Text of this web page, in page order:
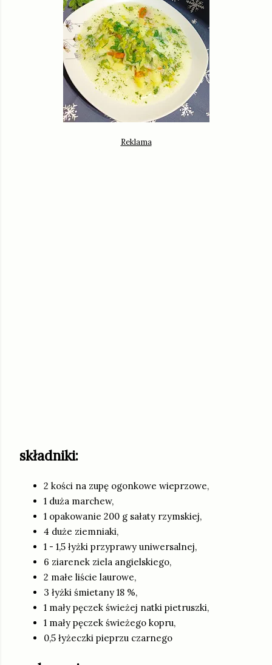
składniki:
2 kości na zupę ogonkowe wieprzowe,
1 duża marchew,
1 opakowanie 200 g sałaty rzymskiej,
4 duże ziemniaki,
1 - 1,5 łyżki przyprawy uniwersalnej,
6 ziarenek ziela angielskiego,
2 małe liście laurowe,
3 łyżki śmietany 18 %,
1 mały pęczek świeżej natki pietruszki,
1 mały pęczek świeżego kopru,
0,5 łyżeczki pieprzu czarnego